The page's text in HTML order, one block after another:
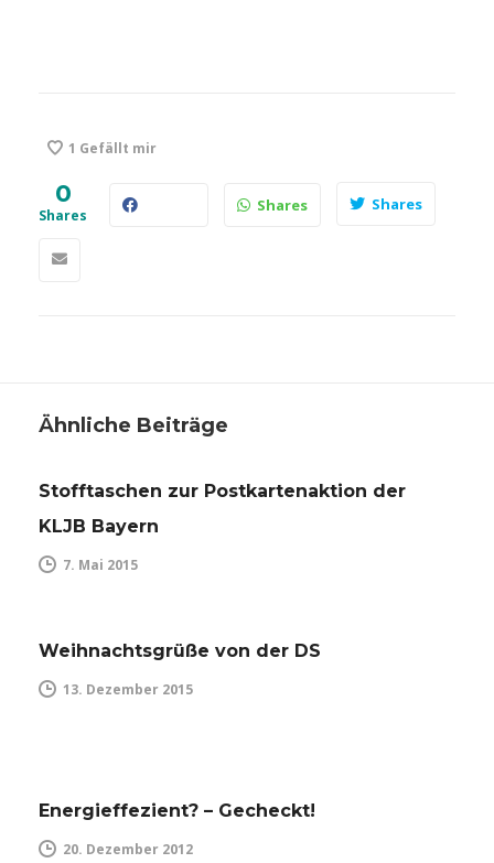
1 Gefällt mir
0
Shares
Shares Shares
Ähnliche Beiträge
Stofftaschen zur Postkartenaktion der
KLJB Bayern
7. Mai 2015
Weihnachtsgrüße von der DS
13. Dezember 2015
Energieffezient? – Gecheckt!
20. Dezember 2012